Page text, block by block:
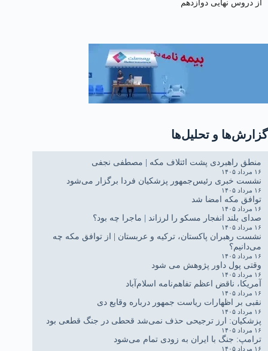
از دروس نهایی دوازدهم
گزارش‌ها و تحلیل‌ها
منطق راهبردی پشت ائتلاف مکه | مصطفی نجفی
۱۶ مرداد ۱۴۰۵
نشست خبری رئیس‌جمهور پزشکیان فردا برگزار می‌شود
۱۶ مرداد ۱۴۰۵
توافق مکه امضا شد
۱۶ مرداد ۱۴۰۵
صدای بلند انفجار مسکو را لرزاند | ماجرا چه بود؟
۱۶ مرداد ۱۴۰۵
نشست رهبران پاکستان، ترکیه و عربستان | از توافق مکه چه
می‌دانیم؟
۱۶ مرداد ۱۴۰۵
وقتی پول داور پژوهش می شود
۱۶ مرداد ۱۴۰۵
آمریکا، ناقض اعظم تفاهم‌نامه اسلام‌آباد
۱۶ مرداد ۱۴۰۵
نقبی بر اظهارات ریاست جمهور درباره وقایع دی
۱۶ مرداد ۱۴۰۵
پزشکیان: ارز ترجیحی حذف نمی‌شد قحطی در جنگ قطعی بود
۱۶ مرداد ۱۴۰۵
ترامپ: جنگ با ایران به زودی تمام می‌شود
۱۶ مرداد ۱۴۰۵